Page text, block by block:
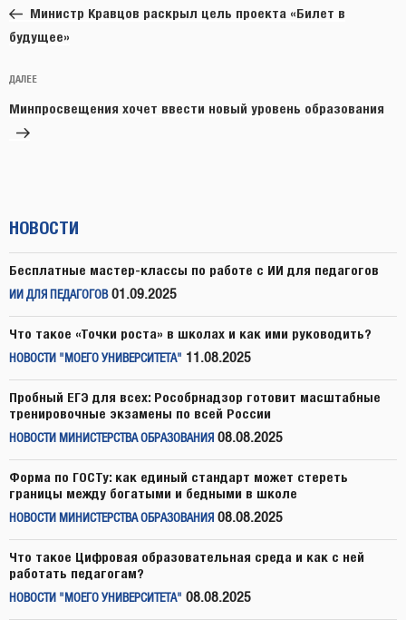
записям
запись:
Министр Кравцов раскрыл цель проекта «Билет в
будущее»
Следующая
запись
ДАЛЕЕ
Минпросвещения хочет ввести новый уровень образования
НОВОСТИ
Бесплатные мастер-классы по работе с ИИ для педагогов
ИИ ДЛЯ ПЕДАГОГОВ 01.09.2025
Что такое «Точки роста» в школах и как ими руководить?
НОВОСТИ "МОЕГО УНИВЕРСИТЕТА" 11.08.2025
Пробный ЕГЭ для всех: Рособрнадзор готовит масштабные
тренировочные экзамены по всей России
НОВОСТИ МИНИСТЕРСТВА ОБРАЗОВАНИЯ 08.08.2025
Форма по ГОСТу: как единый стандарт может стереть
границы между богатыми и бедными в школе
НОВОСТИ МИНИСТЕРСТВА ОБРАЗОВАНИЯ 08.08.2025
Что такое Цифровая образовательная среда и как с ней
работать педагогам?
НОВОСТИ "МОЕГО УНИВЕРСИТЕТА" 08.08.2025